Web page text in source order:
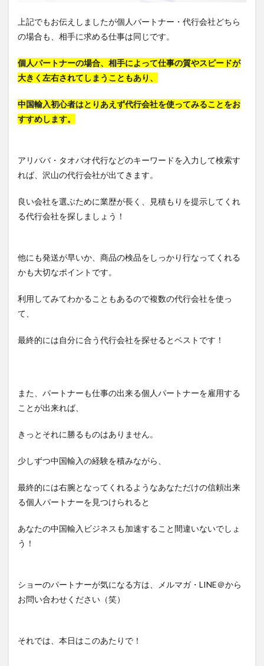
上記でもお伝えしましたが個人パートナー・代行会社どちら
の場合も、相手に求める仕事は同じです。
個人パートナーの場合、相手によって仕事の質やスピードが
大きく左右されてしまうこともあり、
中国輸入初心者はとりあえず代行会社を使ってみることをお
すすめします。
アリババ・タオバオ代行などのキーワードを入力して検索す
れば、沢山の代行会社が出てきます。
良い会社を選ぶために業歴が長く、見積もりを提示してくれ
る代行会社を探しましょう！
他にも発送が早いか、商品の検品をしっかり行なってくれる
かも大切なポイントです。
利用してみてわかることもあるので複数の代行会社を使っ
て、
最終的には自分に合う代行会社を探せるとベストです！
また、パートナーも仕事の出来る個人パートナーを雇用する
ことが出来れば、
きっとそれに勝るものはありません。
少しずつ中国輸入の経験を積みながら、
最終的には右腕となってくれるようなあなただけの信頼出来
る個人パートナーを見つけられると
あなたの中国輸入ビジネスも加速すること間違いないでしょ
う！
ショーのパートナーが気になる方は、メルマガ・LINE＠から
お問い合わせください（笑）
それでは、本日はこのあたりで！